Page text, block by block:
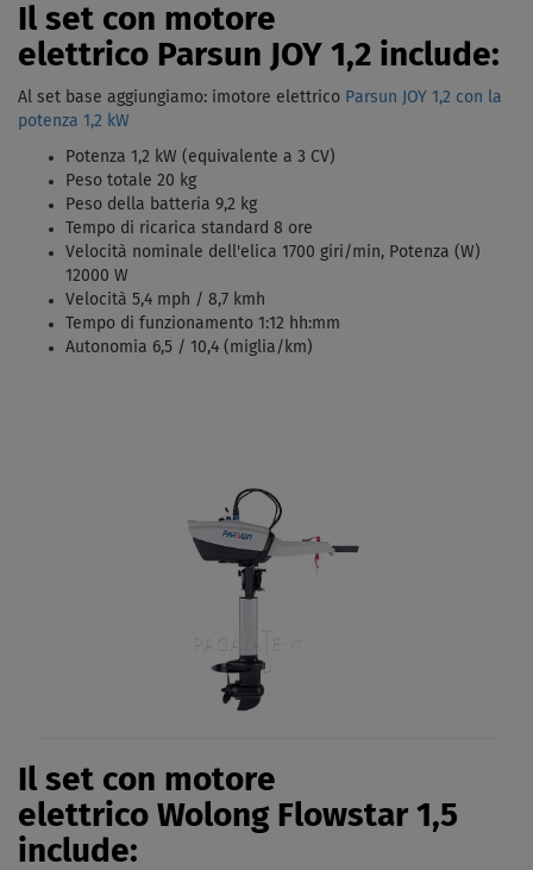
Il set con motore
elettrico Parsun JOY 1,2 include:
Al set base aggiungiamo: imotore elettrico Parsun JOY 1,2 con la
potenza 1,2 kW
Potenza 1,2 kW (equivalente a 3 CV)
Peso totale 20 kg
Peso della batteria 9,2 kg
Tempo di ricarica standard 8 ore
Velocità nominale dell'elica 1700 giri/min, Potenza (W)
12000 W
Velocità 5,4 mph / 8,7 kmh
Tempo di funzionamento 1:12 hh:mm
Autonomia 6,5 / 10,4 (miglia/km)
Il set con motore
elettrico Wolong Flowstar 1,5
include: